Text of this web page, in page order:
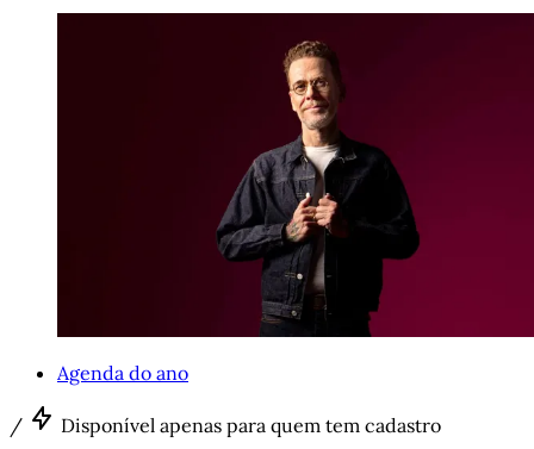
Agenda do ano
/ Disponível apenas para quem tem cadastro